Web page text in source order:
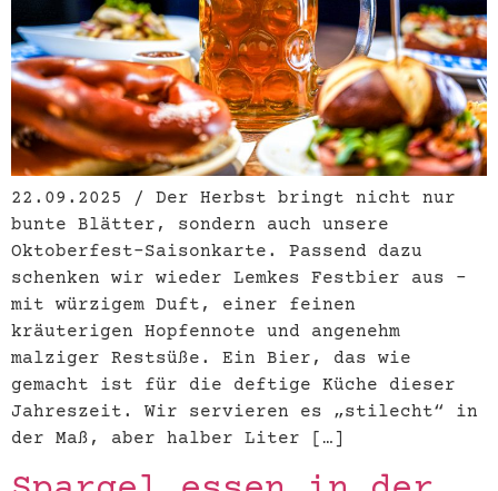
22.09.2025 / Der Herbst bringt nicht nur
bunte Blätter, sondern auch unsere
Oktoberfest-Saisonkarte. Passend dazu
schenken wir wieder Lemkes Festbier aus –
mit würzigem Duft, einer feinen
kräuterigen Hopfennote und angenehm
malziger Restsüße. Ein Bier, das wie
gemacht ist für die deftige Küche dieser
Jahreszeit. Wir servieren es „stilecht“ in
der Maß, aber halber Liter […]